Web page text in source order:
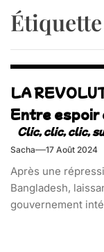
LA
Entre espoir
Sacha 17 Août 2024
Après une
Bangladesh,
gouvernement